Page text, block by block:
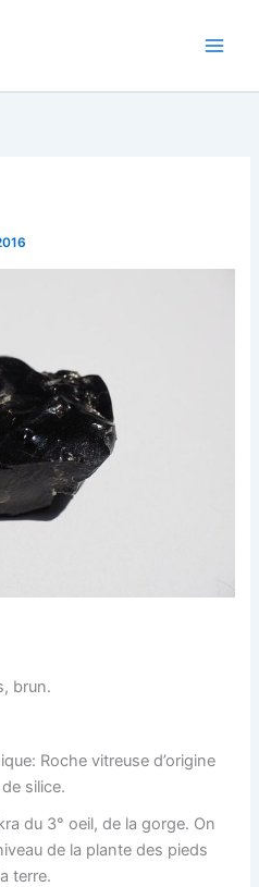
brun.
Roche vitreuse d’origine
silice.
du 3° oeil, de la gorge. On
de la plante des pieds
terre.